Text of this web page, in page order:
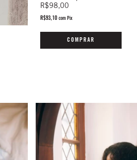
R$98,00
R$93,10com Pix
COMPRAR